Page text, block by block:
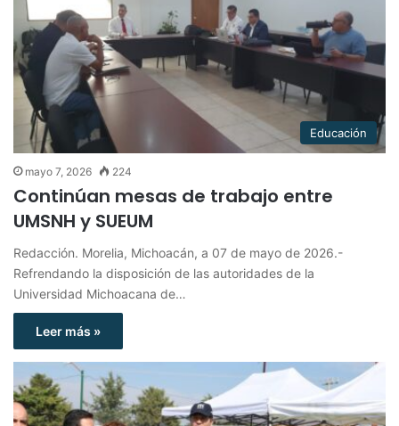
Educación
mayo 7, 2026 224
Continúan mesas de trabajo entre
UMSNH y SUEUM
Redacción. Morelia, Michoacán, a 07 de mayo de 2026.-
Refrendando la disposición de las autoridades de la
Universidad Michoacana de…
Leer más »